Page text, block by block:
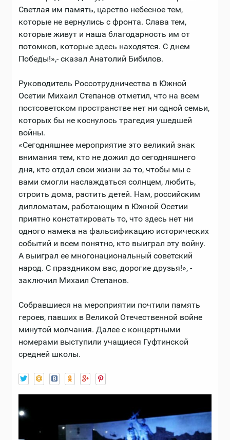
Светлая им память, царство небесное тем,
которые не вернулись с фронта. Слава тем,
которые живут и наша благодарность им от
потомков, которые здесь находятся. С днем
Победы!»,- сказал Анатолий Бибилов.
Руководитель Россотрудничества в Южной
Осетии Михаил Степанов отметил, что на всем
постсоветском пространстве нет ни одной семьи,
которых бы не коснулось трагедия ушедшей
войны.
«Сегодняшнее мероприятие это великий знак
внимания тем, кто не дожил до сегодняшнего
дня, кто отдал свои жизни за то, чтобы мы с
вами смогли наслаждаться солнцем, любить,
строить дома, растить детей. Нам, российским
дипломатам, работающим в Южной Осетии
приятно констатировать то, что здесь нет ни
одного намека на фальсификацию исторических
событий и всем понятно, кто выиграл эту войну.
А выиграл ее многонациональный советский
народ. С праздником вас, дорогие друзья!», -
заключил Михаил Степанов.
Собравшиеся на мероприятии почтили память
героев, павших в Великой Отечественной войне
минутой молчания. Далее с концертными
номерами выступили учащиеся Гуфтинской
средней школы.